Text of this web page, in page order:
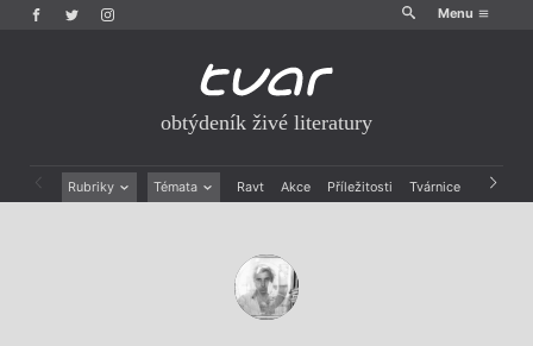
Menu
obtýdeník živé literatury
Rubriky Témata Ravt Akce Příležitosti Tvárnice Archiv